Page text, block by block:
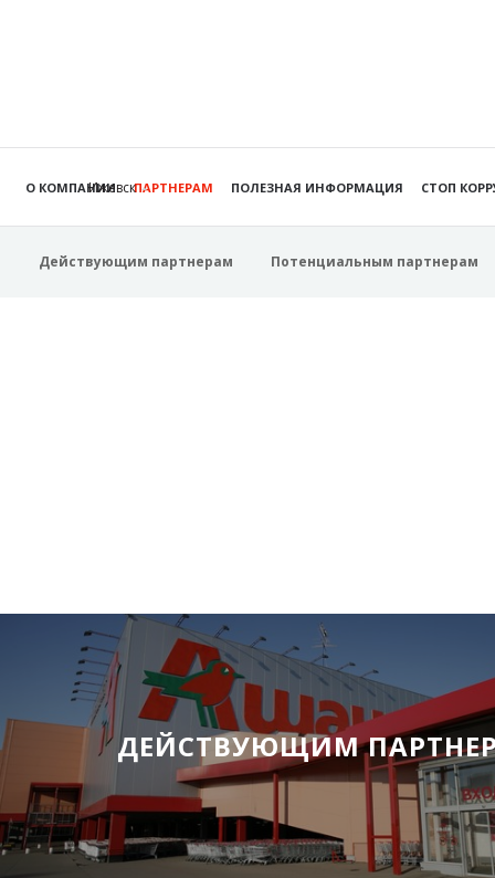
Ижевск
О КОМПАНИИ ПАРТНЕРАМ ПОЛЕЗНАЯ ИНФОРМАЦИЯ СТОП
Действующим партнерам Потенциальным партнерам
ДЕЙСТВУЮЩИМ